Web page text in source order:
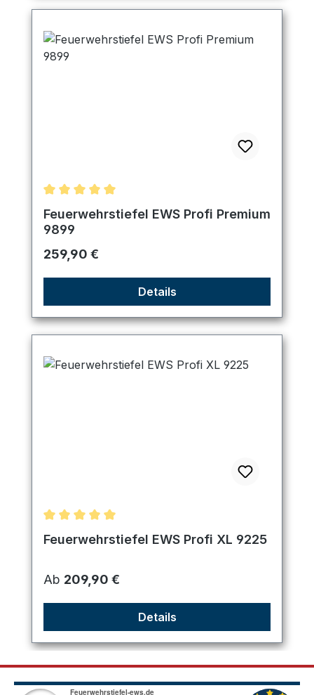
Durchschnittliche Bewertung von 5 von 5 Sternen
Feuerwehrstiefel EWS Profi Premium
9899
Regulärer Preis:
259,90 €
Details
Durchschnittliche Bewertung von 5 von 5 Sternen
Feuerwehrstiefel EWS Profi XL 9225
Regulärer Preis:
Ab 209,90 €
Details